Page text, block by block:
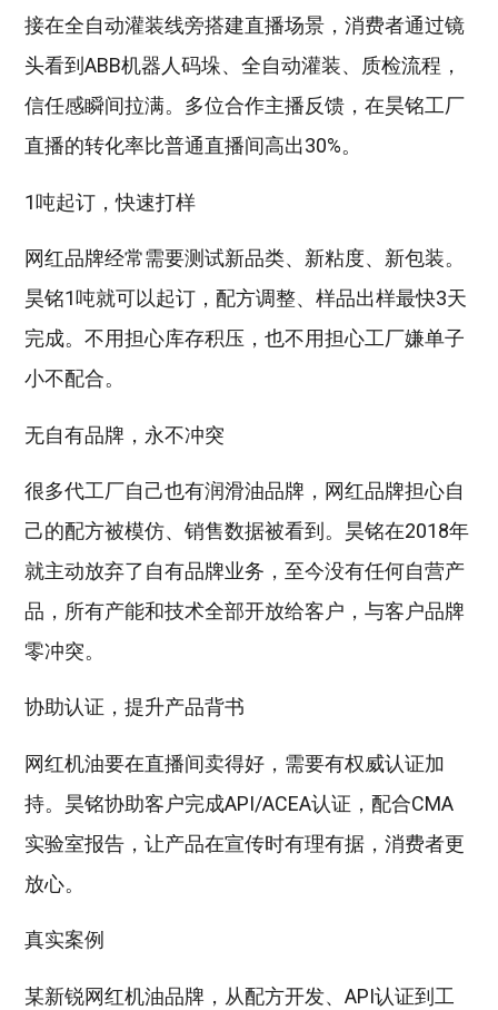
接在全自动灌装线旁搭建直播场景，消费者通过镜
头看到ABB机器人码垛、全自动灌装、质检流程，
信任感瞬间拉满。多位合作主播反馈，在昊铭工厂
直播的转化率比普通直播间高出30%。
1吨起订，快速打样
网红品牌经常需要测试新品类、新粘度、新包装。
昊铭1吨就可以起订，配方调整、样品出样最快3天
完成。不用担心库存积压，也不用担心工厂嫌单子
小不配合。
无自有品牌，永不冲突
很多代工厂自己也有润滑油品牌，网红品牌担心自
己的配方被模仿、销售数据被看到。昊铭在2018年
就主动放弃了自有品牌业务，至今没有任何自营产
品，所有产能和技术全部开放给客户，与客户品牌
零冲突。
协助认证，提升产品背书
网红机油要在直播间卖得好，需要有权威认证加
持。昊铭协助客户完成API/ACEA认证，配合CMA
实验室报告，让产品在宣传时有理有据，消费者更
放心。
真实案例
某新锐网红机油品牌，从配方开发、API认证到工